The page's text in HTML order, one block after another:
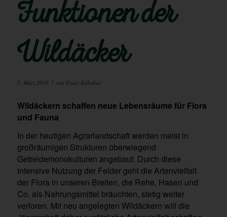
Funktionen der
Wildäcker
5. März 2018 / von Franz Enhuber
Wildäckern schaffen neue Lebensräume für Flora
und Fauna
In der heutigen Agrarlandschaft werden meist in
großräumigen Strukturen überwiegend
Getreidemonokulturen angebaut. Durch diese
intensive Nutzung der Felder geht die Artenvielfalt
der Flora in unseren Breiten, die Rehe, Hasen und
Co. als Nahrungsmittel bräuchten, stetig weiter
verloren. Mit neu angelegten Wildäckern will die